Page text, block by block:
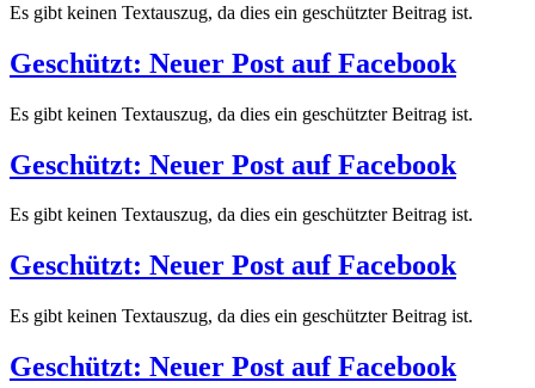
Es gibt keinen Textauszug, da dies ein geschützter Beitrag ist.
Geschützt: Neuer Post auf Facebook
Es gibt keinen Textauszug, da dies ein geschützter Beitrag ist.
Geschützt: Neuer Post auf Facebook
Es gibt keinen Textauszug, da dies ein geschützter Beitrag ist.
Geschützt: Neuer Post auf Facebook
Es gibt keinen Textauszug, da dies ein geschützter Beitrag ist.
Geschützt: Neuer Post auf Facebook